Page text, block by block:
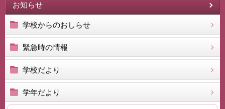
お知らせ
学校からのおしらせ
緊急時の情報
学校だより
学年だより